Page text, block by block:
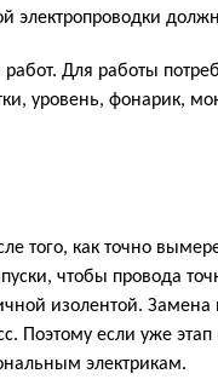
электропроводки
Для работы
уровень, фонарик,
того, как точно
чтобы провода
изолентой.
Поэтому если уже этап
электрикам.